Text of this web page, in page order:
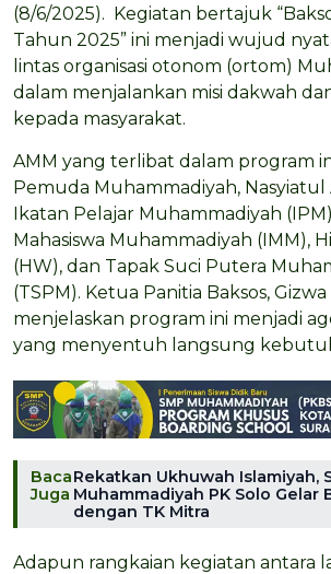
(8/6/2025). Kegiatan bertajuk
Tahun 2025” ini menjadi wujud
lintas organisasi otonom (ortom)
dalam menjalankan misi dakwah
kepada masyarakat.
AMM yang terlibat dalam program
Pemuda Muhammadiyah, Nasyiatul
Ikatan Pelajar Muhammadiyah
Mahasiswa Muhammadiyah (IMM),
(HW), dan Tapak Suci Putera
(TSPM). Ketua Panitia Baksos,
menjelaskan program ini menjadi
yang menyentuh langsung
Baca
Juga
Rekatkan Ukhuwah Islamiyah,
Muhammadiyah PK Solo Gelar
dengan TK Mitra
Adapun rangkaian kegiatan antara